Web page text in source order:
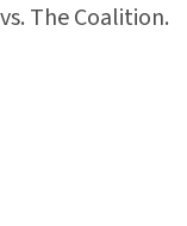
The Coalition.